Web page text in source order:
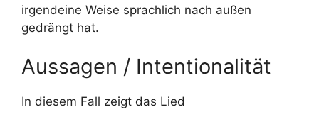
irgendeine Weise sprachlich nach außen
gedrängt hat.
Aussagen / Intentionalität
In diesem Fall zeigt das Lied